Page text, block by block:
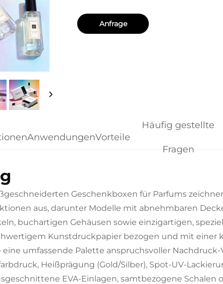
Anfrage
AnwendungenVorteile
Häufig gestellte
Fragen
Geschenkboxen für Parfums
aus, darunter Modelle mit abnehmbaren
buchartigen Gehäusen sowie einzigartigen,
Kunstdruckpapier bezogen und mit einer
eine umfassende Palette anspruchsvoller
Heißprägung (Gold/Silber), Spot-UV-
EVA-Einlagen, samtbezogene Schalen